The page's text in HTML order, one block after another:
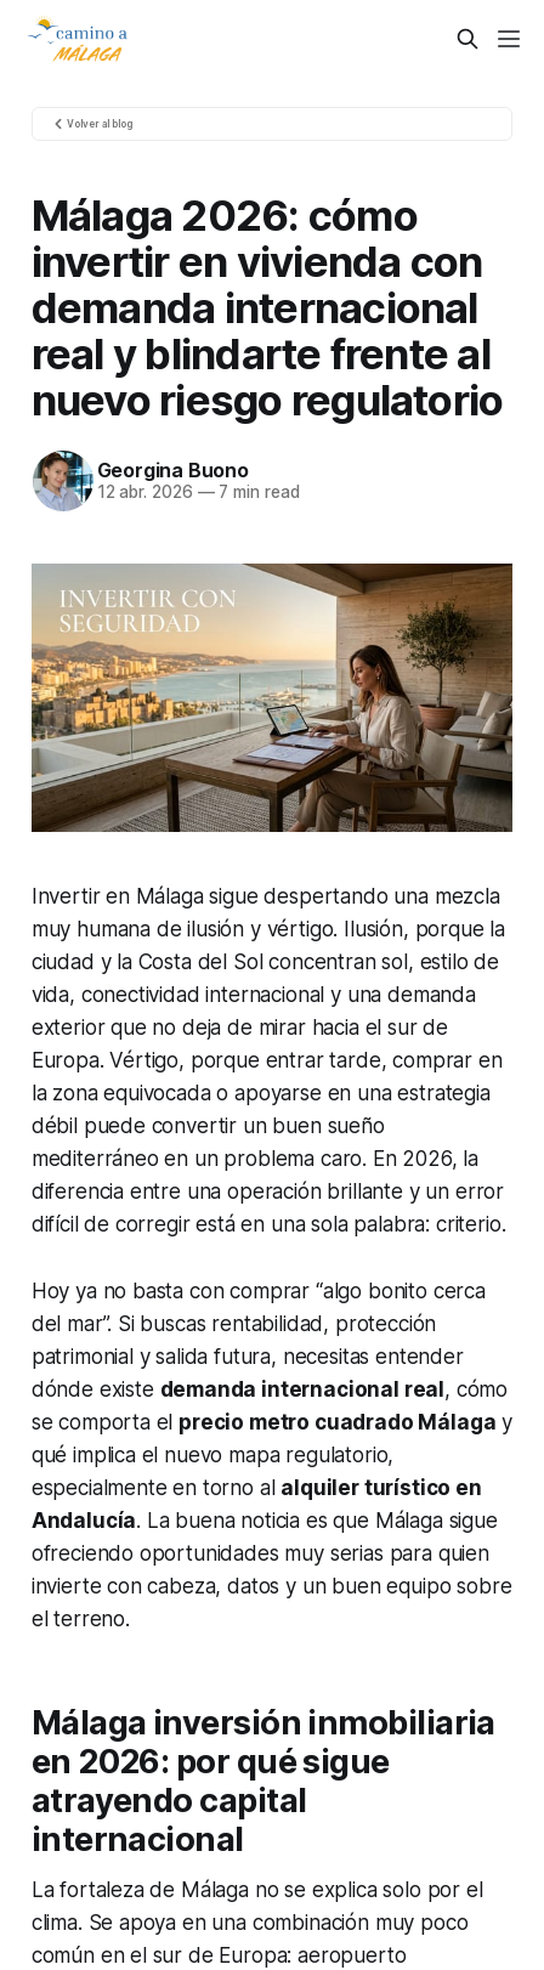
Volver al blog
Málaga 2026: cómo
invertir en vivienda con
demanda internacional
real y blindarte frente al
nuevo riesgo regulatorio
Georgina Buono
12 abr. 2026 —7 min read
Invertir en Málaga sigue despertando una mezcla
muy humana de ilusión y vértigo. Ilusión, porque la
ciudad y la Costa del Sol concentran sol, estilo de
vida, conectividad internacional y una demanda
exterior que no deja de mirar hacia el sur de
Europa. Vértigo, porque entrar tarde, comprar en
la zona equivocada o apoyarse en una estrategia
débil puede convertir un buen sueño
mediterráneo en un problema caro. En 2026, la
diferencia entre una operación brillante y un error
difícil de corregir está en una sola palabra: criterio.
Hoy ya no basta con comprar “algo bonito cerca
del mar”. Si buscas rentabilidad, protección
patrimonial y salida futura, necesitas entender
dónde existe demanda internacional real , cómo
se comporta el precio metro cuadrado Málaga y
qué implica el nuevo mapa regulatorio,
especialmente en torno al alquiler turístico en
Andalucía. La buena noticia es que Málaga sigue
ofreciendo oportunidades muy serias para quien
invierte con cabeza, datos y un buen equipo sobre
el terreno.
Málaga inversión inmobiliaria
en 2026: por qué sigue
atrayendo capital
internacional
La fortaleza de Málaga no se explica solo por el
clima. Se apoya en una combinación muy poco
común en el sur de Europa: aeropuerto